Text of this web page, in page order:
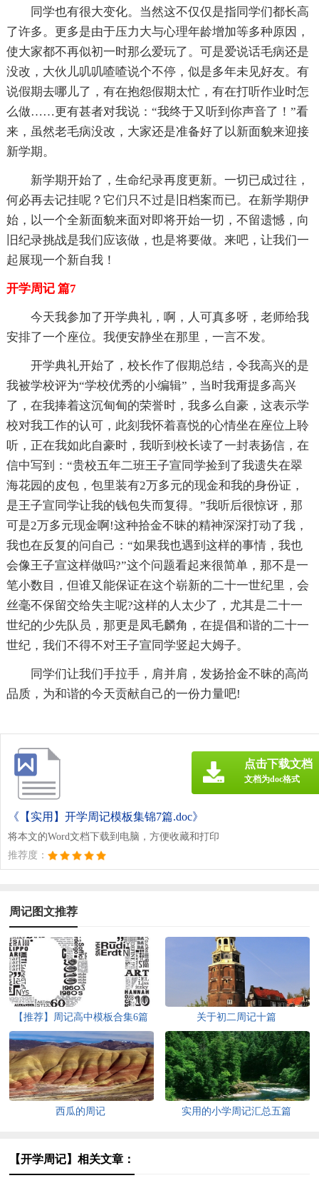
同学也有很大变化。当然这不仅仅是指同学们都长高
了许多。更多是由于压力大与心理年龄增加等多种原因，
使大家都不再似初一时那么爱玩了。可是爱说话毛病还是
没改，大伙儿叽叽喳喳说个不停，似是多年未见好友。有
说假期去哪儿了，有在抱怨假期太忙，有在打听作业时怎
么做……更有甚者对我说：“我终于又听到你声音了！”看
来，虽然老毛病没改，大家还是准备好了以新面貌来迎接
新学期。
新学期开始了，生命纪录再度更新。一切已成过往，
何必再去记挂呢？它们只不过是旧档案而已。在新学期伊
始，以一个全新面貌来面对即将开始一切，不留遗憾，向
旧纪录挑战是我们应该做，也是将要做。来吧，让我们一
起展现一个新自我！
开学周记 篇7
今天我参加了开学典礼，啊，人可真多呀，老师给我
安排了一个座位。我便安静坐在那里，一言不发。
开学典礼开始了，校长作了假期总结，令我高兴的是
我被学校评为“学校优秀的小编辑”，当时我甭提多高兴
了，在我捧着这沉甸甸的荣誉时，我多么自豪，这表示学
校对我工作的认可，此刻我怀着喜悦的心情坐在座位上聆
听，正在我如此自豪时，我听到校长读了一封表扬信，在
信中写到：“贵校五年二班王子宣同学捡到了我遗失在翠
海花园的皮包，包里装有2万多元的现金和我的身份证，
是王子宣同学让我的钱包失而复得。”我听后很惊讶，那
可是2万多元现金啊!这种拾金不昧的精神深深打动了我，
我也在反复的问自己：“如果我也遇到这样的事情，我也
会像王子宣这样做吗?”这个问题看起来很简单，那不是一
笔小数目，但谁又能保证在这个崭新的二十一世纪里，会
丝毫不保留交给失主呢?这样的人太少了，尤其是二十一
世纪的少先队员，那更是凤毛麟角，在提倡和谐的二十一
世纪，我们不得不对王子宣同学竖起大姆子。
同学们让我们手拉手，肩并肩，发扬拾金不昧的高尚
品质，为和谐的今天贡献自己的一份力量吧!
《【实用】开学周记模板集锦7篇.doc》
将本文的Word文档下载到电脑，方便收藏和打印
推荐度：
点击下载文档
文档为doc格式
周记图文推荐
【推荐】周记高中模板合集6篇 关于初二周记十篇
西瓜的周记 实用的小学周记汇总五篇
【开学周记】相关文章：